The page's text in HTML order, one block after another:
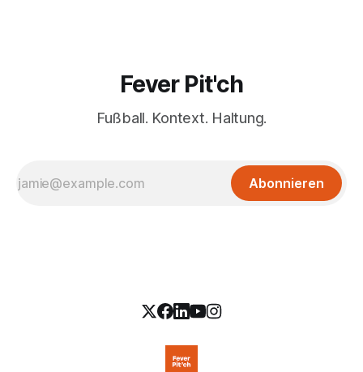
Fever Pit'ch
Fußball. Kontext. Haltung.
Abonnieren